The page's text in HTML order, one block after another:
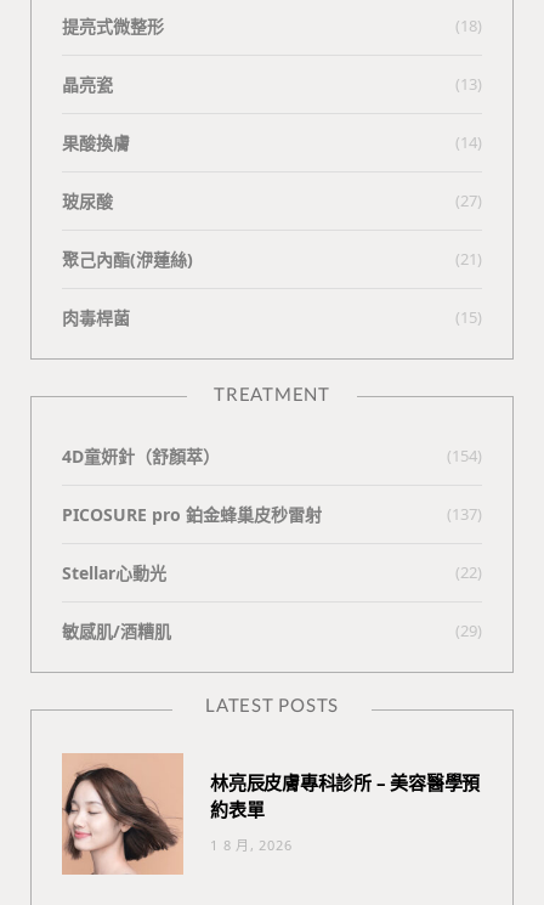
提亮式微整形 (18)
晶亮瓷 (13)
果酸換膚 (14)
玻尿酸 (27)
聚己內酯(洢蓮絲) (21)
肉毒桿菌 (15)
TREATMENT
4D童妍針（舒顏萃） (154)
PICOSURE pro 鉑金蜂巢皮秒雷射 (137)
Stellar心動光 (22)
敏感肌/酒糟肌 (29)
LATEST POSTS
林亮辰皮膚專科診所 – 美容醫學預
約表單
1 8 月, 2026